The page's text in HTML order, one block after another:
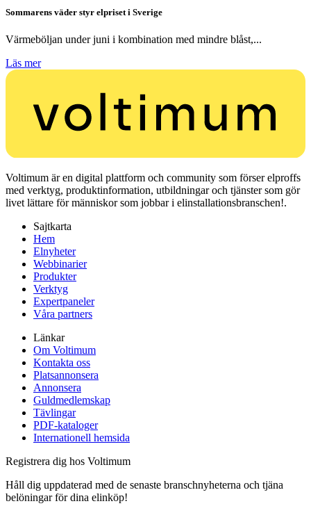
Sommarens väder styr elpriset i Sverige
Värmeböljan under juni i kombination med mindre blåst,...
Läs mer
Voltimum är en digital plattform och community som förser elproffs
med verktyg, produktinformation, utbildningar och tjänster som gör
livet lättare för människor som jobbar i elinstallationsbranschen!.
Sajtkarta
Hem
Elnyheter
Webbinarier
Produkter
Verktyg
Expertpaneler
Våra partners
Länkar
Om Voltimum
Kontakta oss
Platsannonsera
Annonsera
Guldmedlemskap
Tävlingar
PDF-kataloger
Internationell hemsida
Registrera dig hos Voltimum
Håll dig uppdaterad med de senaste branschnyheterna och tjäna
belöningar för dina elinköp!